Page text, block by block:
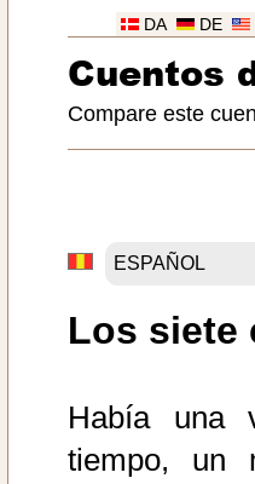
DE
DA
Cuentos
Compare este
Los siete
Había una
tiempo, un